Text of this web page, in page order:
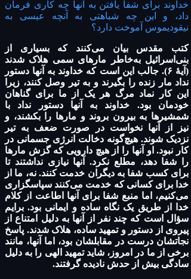
خداوند برای شفا یافتن به آنها چه کاری فرمان
داد، و این چه شباهتی به آنچه عیسی به
نیقودیموس آموخت دارد؟
کتب مقدس بیان می‌کنند که بسیاری از
بنی‌اسرائیل به‌خاطر مارهای سمی هلاک شدند
(آیهٔ ۶). جالب این است که خداوند به آنها دستور
نداد مار زنده را بگیرند و به تیر وصل کنند، زیرا
این کار نماد مرگ هر یک از ما برای گناهان
خودمان بود. خداوند به آنها دستور نداد با
شمشیرها به بیرون بروند و مارها را بکشند، و
نیز از آنها نخواست در صورت ضعف به تیر
نزدیک شوند. هیچ‌گونه دخالت انرژی جسمانی در
کار نبود. او آنها را از هیچ دارویی که گزش مارها
را شفا دهد، مطلع نکرد. آنها نیازی نداشتند تا
برای کسب شفا به دیگران خدمت کنند. نه، ما از
خدا برای کسانی که خدمت می‌کنند سپاسگزاری
می‌کنیم، اما منبع شفا برای آنها اطاعت از کلام
خدا از طریق یک نگاه ساده و ایمانی بود. برایم
سؤال است که چند نفر از آنها به دلیل امتناع از
پیروی از دستور و تمهید ساده، هلاک شدند. پاسخ
نجاتشان درست در مقابلشان بود، اما آنها، مانند
برخی از ما در امروز، شاید تمهید الهی را به دلیل
سادگی بیش از حدش نادیده گرفتند.